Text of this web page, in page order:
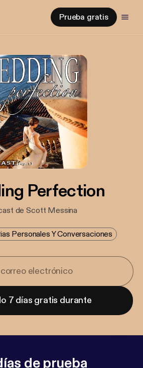
Prueba gratis
Perfection
de Scott Messina
Personales Y Conversaciones
7 días gratis durante
de prueba